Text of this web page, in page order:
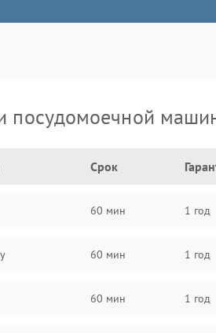
посудомоечной
Срок
60 мин 1 год
60 мин 1 год
60 мин 1 год